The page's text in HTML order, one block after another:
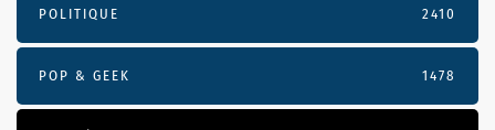
POLITIQUE 2410
POP & GEEK 1478